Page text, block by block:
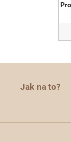
Jak na to?